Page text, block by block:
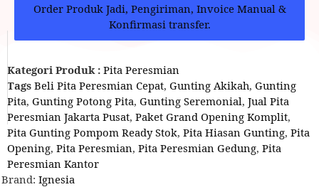
Order Produk Jadi, Pengiriman, Invoice Manual &
Konfirmasi transfer.
Kategori Produk : Pita Peresmian
Tags Beli Pita Peresmian Cepat, Gunting Akikah, Gunting
Pita, Gunting Potong Pita, Gunting Seremonial, Jual Pita
Peresmian Jakarta Pusat, Paket Grand Opening Komplit,
Pita Gunting Pompom Ready Stok, Pita Hiasan Gunting, Pita
Opening, Pita Peresmian, Pita Peresmian Gedung, Pita
Peresmian Kantor
Brand: Ignesia